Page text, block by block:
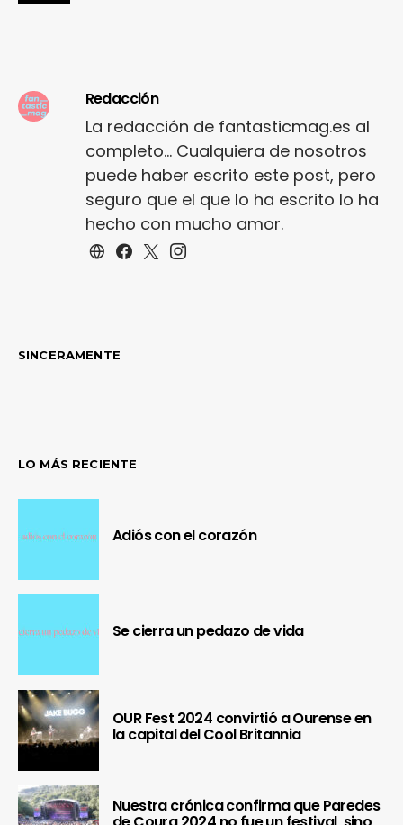
Redacción
La redacción de fantasticmag.es al
completo... Cualquiera de nosotros
puede haber escrito este post, pero
seguro que el que lo ha escrito lo ha
hecho con mucho amor.
SINCERAMENTE
LO MÁS RECIENTE
Adiós con el corazón
Se cierra un pedazo de vida
OUR Fest 2024 convirtió a Ourense en
la capital del Cool Britannia
Nuestra crónica confirma que Paredes